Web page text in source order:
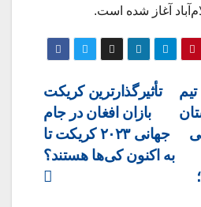
آغاز شده است.
تأثیرگذارترین کریکت
بازان افغان در جام
جهانی ۲۰۲۳ کریکت تا
به اکنون کی‌ها هستند؟